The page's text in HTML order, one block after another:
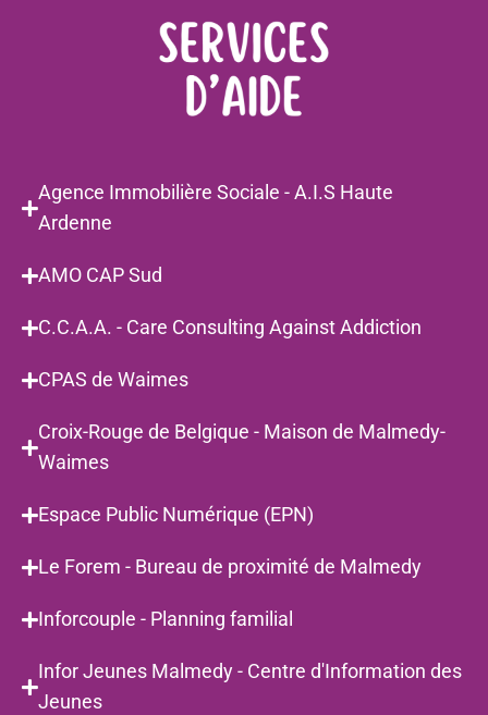
Agence Immobilière Sociale - A.I.S Haute
Ardenne
AMO CAP Sud
C.C.A.A. - Care Consulting Against Addiction
CPAS de Waimes
Croix-Rouge de Belgique - Maison de Malmedy-
Waimes
Espace Public Numérique (EPN)
Le Forem - Bureau de proximité de Malmedy
Inforcouple - Planning familial
Infor Jeunes Malmedy - Centre d'Information des
Jeunes